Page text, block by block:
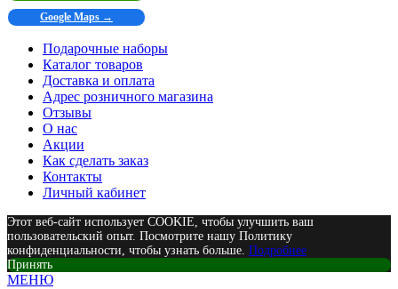
Google Maps →
Подарочные наборы
Каталог товаров
Доставка и оплата
Адрес розничного магазина
Отзывы
О нас
Акции
Как сделать заказ
Контакты
Личный кабинет
Этот веб-сайт использует COOKIE, чтобы улучшить ваш
пользовательский опыт. Посмотрите нашу Политику
конфиденциальности, чтобы узнать больше. Подробнее
Принять
МЕНЮ